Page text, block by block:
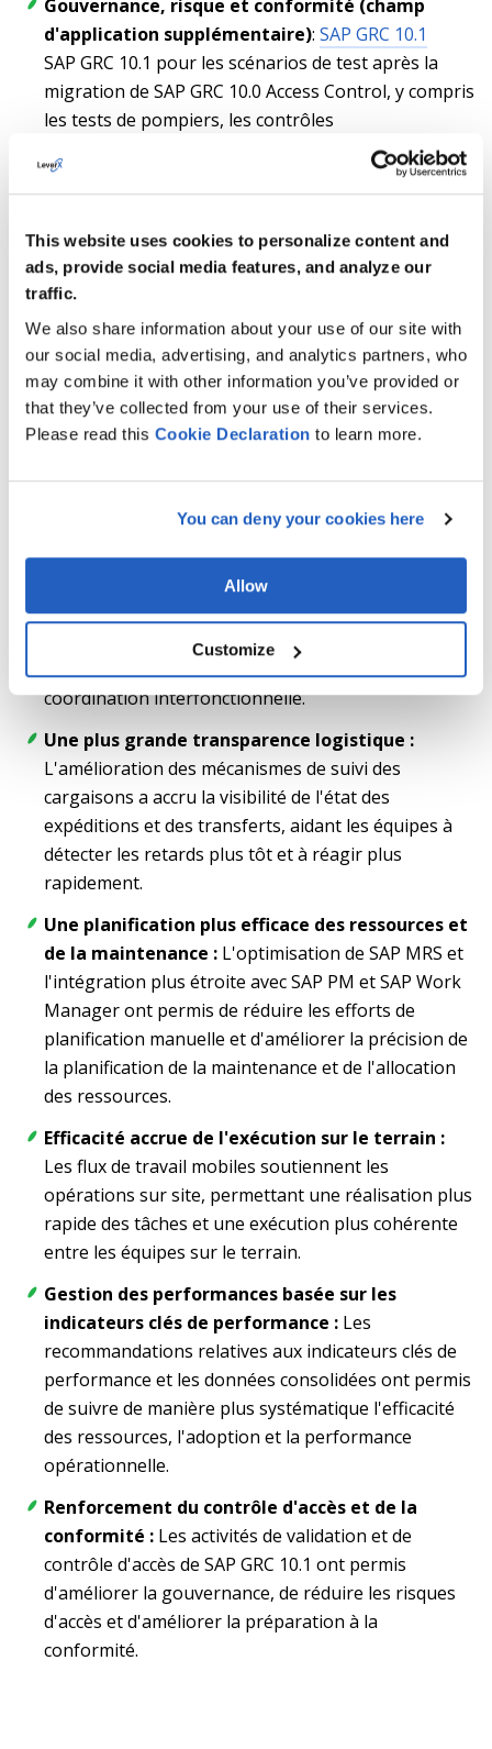
This website uses cookies to personalize content and
ads, provide social media features, and analyze our
traffic.
We also share information about your use of our site with
our social media, advertising, and analytics partners, who
may combine it with other information you’ve provided or
that they’ve collected from your use of their services.
Please read this Cookie Declaration to learn more.
You can deny your cookies here
Allow
Customize
Gouvernance, risque et conformité (champ
d'application supplémentaire): SAP GRC 10.1
SAP GRC 10.1 pour les scénarios de test après la
migration de SAP GRC 10.0 Access Control, y compris
les tests de pompiers, les contrôles
compensatoires, l'analyse des risques et les tickets
du service d'assistance.
Résultats
LeverX a fourni un écosystème unifié basé sur SAP qui
a renforcé la cohérence des processus entre les
départements et amélioré l'exécution quotidienne des
ventes, de la logistique, des opérations sur le terrain et
de la conformité.
Principaux résultats :
Opérations unifiées et cohérence des données :
Les équipes chargées des achats, de la logistique,
du transport, des ventes, des finances, de la
budgétisation et des ressources humaines
travaillent désormais dans un environnement ERP
unique, ce qui réduit la fragmentation et améliore la
coordination interfonctionnelle.
Une plus grande transparence logistique :
L'amélioration des mécanismes de suivi des
cargaisons a accru la visibilité de l'état des
expéditions et des transferts, aidant les équipes à
détecter les retards plus tôt et à réagir plus
rapidement.
Une planification plus efficace des ressources et
de la maintenance : L'optimisation de SAP MRS et
l'intégration plus étroite avec SAP PM et SAP Work
Manager ont permis de réduire les efforts de
planification manuelle et d'améliorer la précision de
la planification de la maintenance et de l'allocation
des ressources.
Efficacité accrue de l'exécution sur le terrain :
Les flux de travail mobiles soutiennent les
opérations sur site, permettant une réalisation plus
rapide des tâches et une exécution plus cohérente
entre les équipes sur le terrain.
Gestion des performances basée sur les
indicateurs clés de performance : Les
recommandations relatives aux indicateurs clés de
performance et les données consolidées ont permis
de suivre de manière plus systématique l'efficacité
des ressources, l'adoption et la performance
opérationnelle.
Renforcement du contrôle d'accès et de la
conformité : Les activités de validation et de
contrôle d'accès de SAP GRC 10.1 ont permis
d'améliorer la gouvernance, de réduire les risques
d'accès et d'améliorer la préparation à la
conformité.